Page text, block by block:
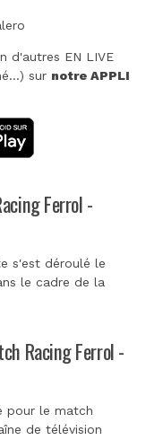
d'autres EN LIVE
sur notre APPLI
Ferrol -
s'est déroulé le
le cadre de la
Racing Ferrol -
pour le match
de télévision